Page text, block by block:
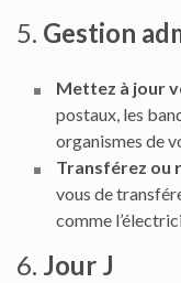
5. Gestion
Mettez à jour
postaux, les
organismes de
Transférez ou
vous de
comme
6. Jour J